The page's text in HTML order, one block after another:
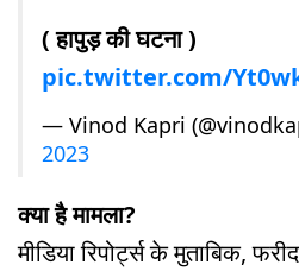
( हापुड़ की घटना )
pic.twitter.com/
— Vinod Kapri
2023
क्या है मामला?
मीडिया रिपोर्ट्स के मुताबिक,